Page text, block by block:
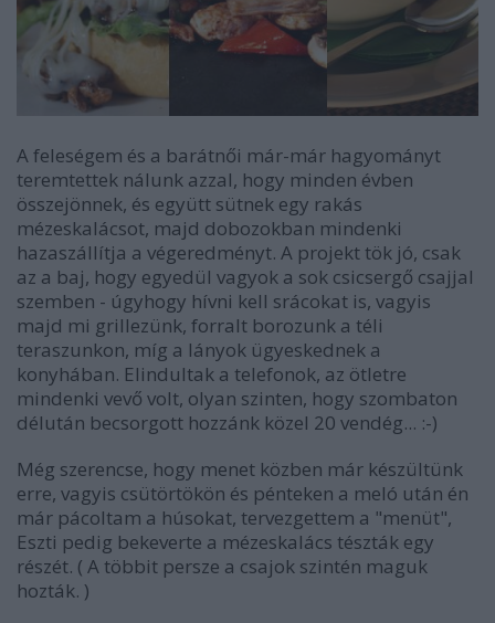
A feleségem és a barátnői már-már hagyományt
teremtettek nálunk azzal, hogy minden évben
összejönnek, és együtt sütnek egy rakás
mézeskalácsot, majd dobozokban mindenki
hazaszállítja a végeredményt. A projekt tök jó, csak
az a baj, hogy egyedül vagyok a sok csicsergő csajjal
szemben - úgyhogy hívni kell srácokat is, vagyis
majd mi grillezünk, forralt borozunk a téli
teraszunkon, míg a lányok ügyeskednek a
konyhában. Elindultak a telefonok, az ötletre
mindenki vevő volt, olyan szinten, hogy szombaton
délután becsorgott hozzánk közel 20 vendég... :-)
Még szerencse, hogy menet közben már készültünk
erre, vagyis csütörtökön és pénteken a meló után én
már pácoltam a húsokat, tervezgettem a "menüt",
Eszti pedig bekeverte a mézeskalács tészták egy
részét. ( A többit persze a csajok szintén maguk
hozták. )